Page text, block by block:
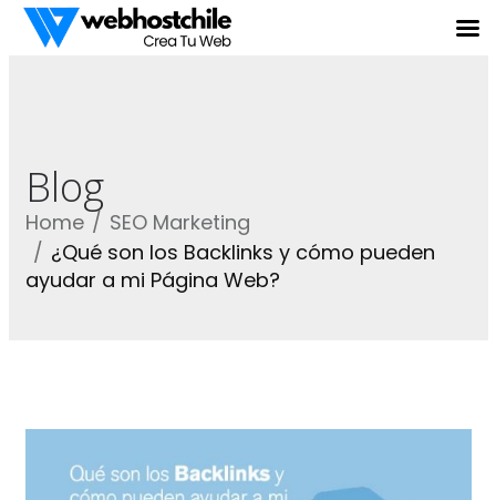
Blog
Home
SEO Marketing
¿Qué son los Backlinks y cómo pueden
ayudar a mi Página Web?